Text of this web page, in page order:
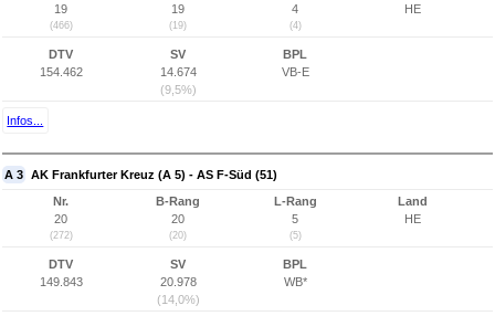
19
(466)
19
(19)
4
(4)
HE
DTV
154.462
SV
14.674
(9,5%)
BPL
VB-E
Infos...
A 3 AK Frankfurter Kreuz (A 5) - AS F-Süd (51)
Nr.
20
(272)
B-Rang
20
(20)
L-Rang
5
(5)
Land
HE
DTV
149.843
SV
20.978
(14,0%)
BPL
WB*